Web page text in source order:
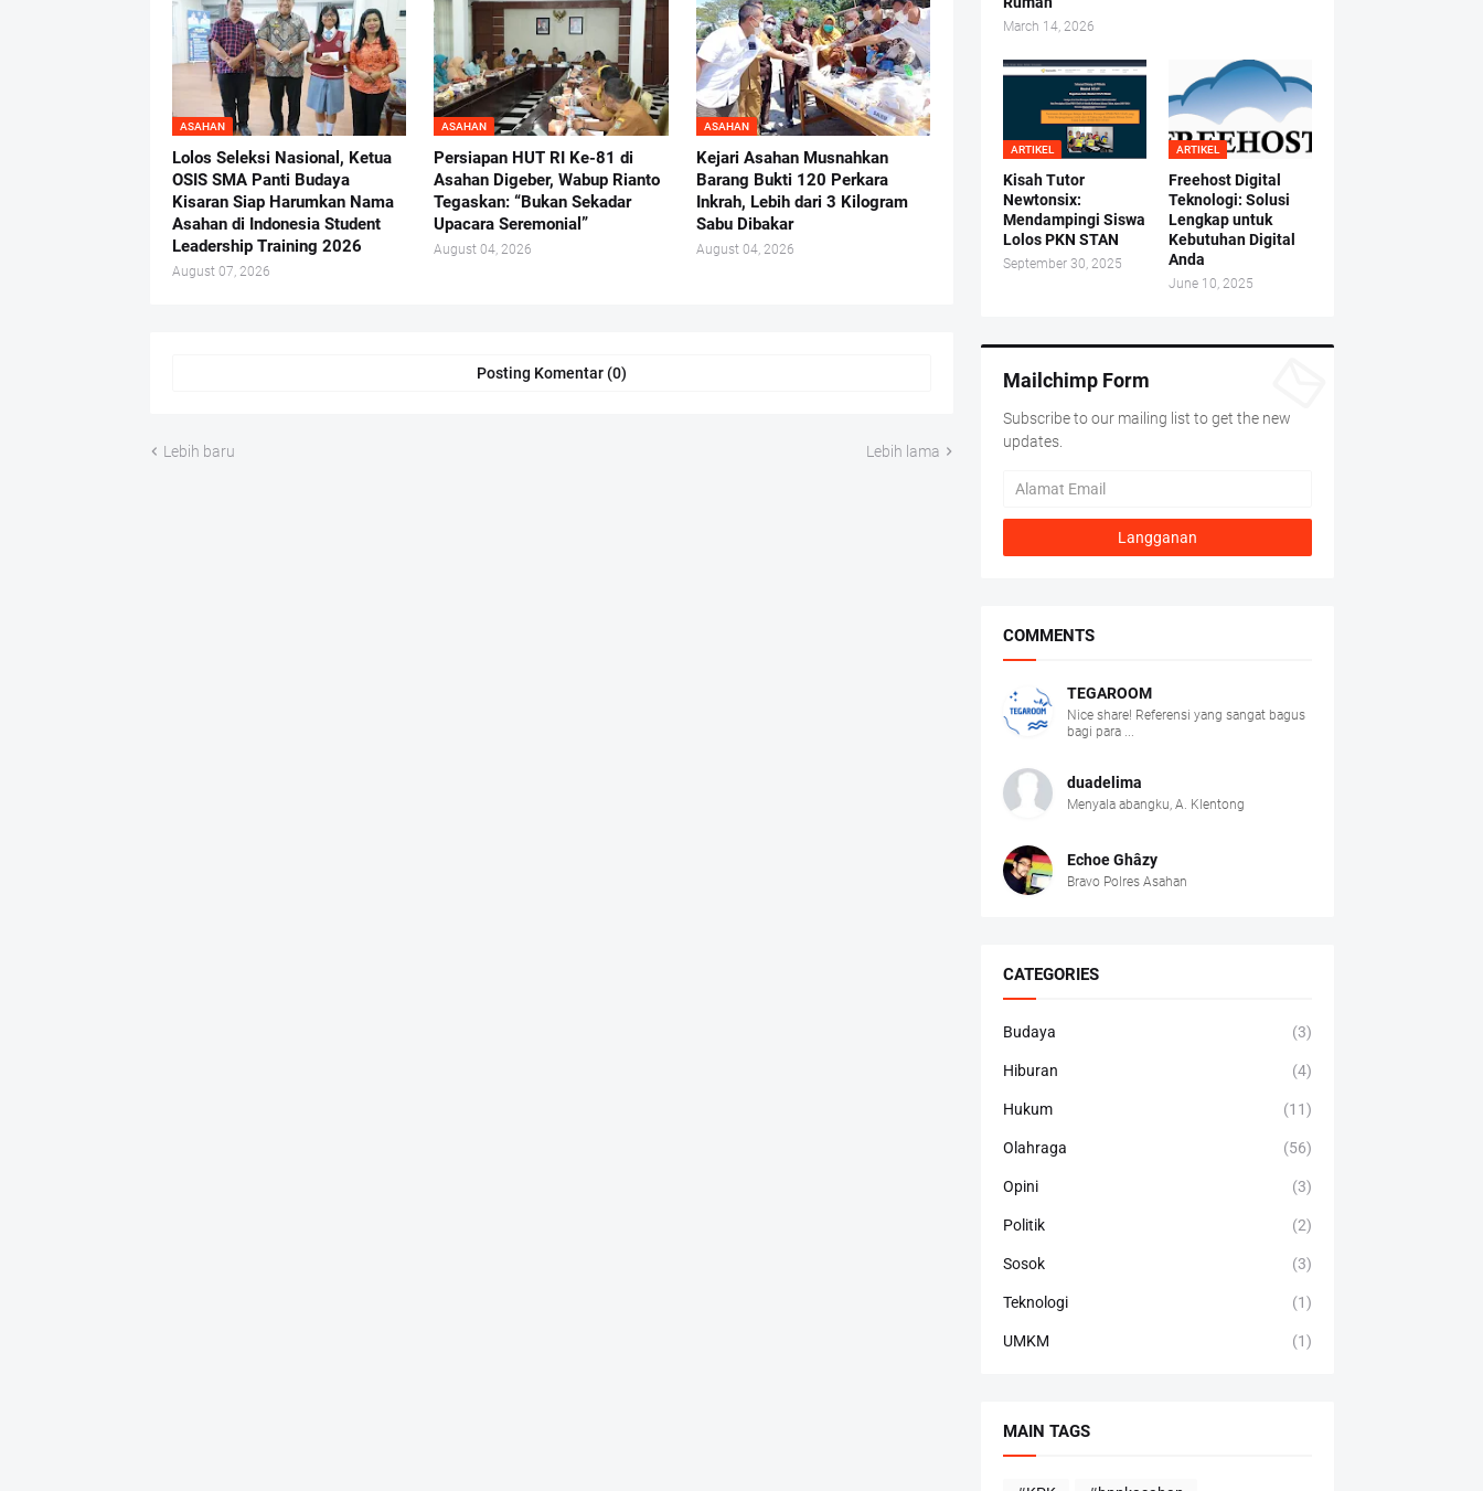
ASAHAN
Lolos Seleksi Nasional, Ketua
OSIS SMA Panti Budaya
Kisaran Siap Harumkan Nama
Asahan di Indonesia Student
Leadership Training 2026
August 07, 2026
ASAHAN
Persiapan HUT RI Ke-81 di
Asahan Digeber, Wabup Rianto
Tegaskan: “Bukan Sekadar
Upacara Seremonial”
August 04, 2026
ASAHAN
Kejari Asahan Musnahkan
Barang Bukti 120 Perkara
Inkrah, Lebih dari 3 Kilogram
Sabu Dibakar
August 04, 2026
Posting Komentar (0)
Lebih baru Lebih lama
March 14, 2026
ARTIKEL
Kisah Tutor
Newtonsix:
Mendampingi Siswa
Lolos PKN STAN
September 30, 2025
ARTIKEL
Freehost Digital
Teknologi: Solusi
Lengkap untuk
Kebutuhan Digital
Anda
June 10, 2025
Mailchimp Form
Subscribe to our mailing list to get the new
updates.
COMMENTS
TEGAROOM
Nice share! Referensi yang sangat bagus
bagi para ...
duadelima
Menyala abangku, A. Klentong
Echoe Ghâzy
Bravo Polres Asahan
CATEGORIES
Budaya (3)
Hiburan (4)
Hukum (11)
Olahraga (56)
Opini (3)
Politik (2)
Sosok (3)
Teknologi (1)
UMKM (1)
MAIN TAGS